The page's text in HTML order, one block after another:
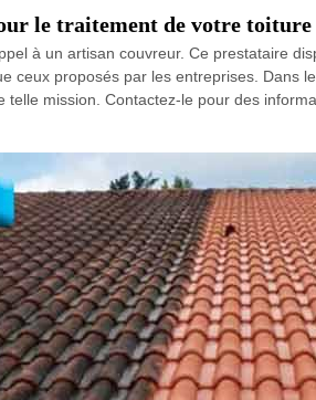
le traitement de votre toiture
à un artisan couvreur. Ce prestataire
ceux proposés par les entreprises. Dans
telle mission. Contactez-le pour des